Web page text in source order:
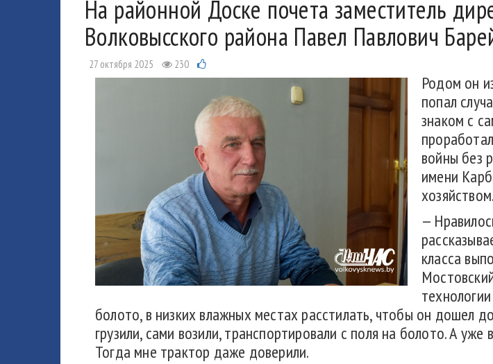
На районной Доске почета заместитель
Волковысского района Павел Павлович
27 октября 2025 230
Родом он
попал
знаком с
войны без
имени
—
класса
болото, в низких влажных местах расстилать, чтобы он дошел
грузили, сами возили, транспортировали с поля на болото. А
Тогда мне трактор даже доверили.